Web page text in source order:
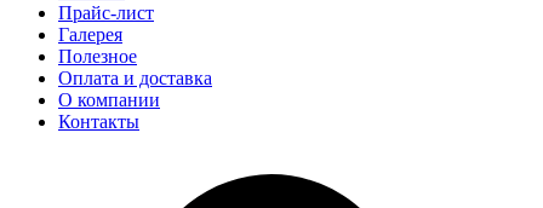
Прайс-лист
Галерея
Полезное
Оплата и доставка
О компании
Контакты